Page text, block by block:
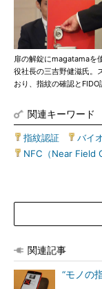
扉の解錠にmagatamaを
役社長の三吉野健滋氏。
おり、指紋の確認と
関連キーワード
指紋認証 バイ
NFC（Near Field
関連記事
“モノの